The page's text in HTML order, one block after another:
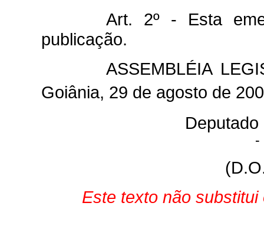
Art. 2º - Esta
publicação.
ASSEMBLÉIA
Goiânia, 29 de agosto de
-
Este texto não